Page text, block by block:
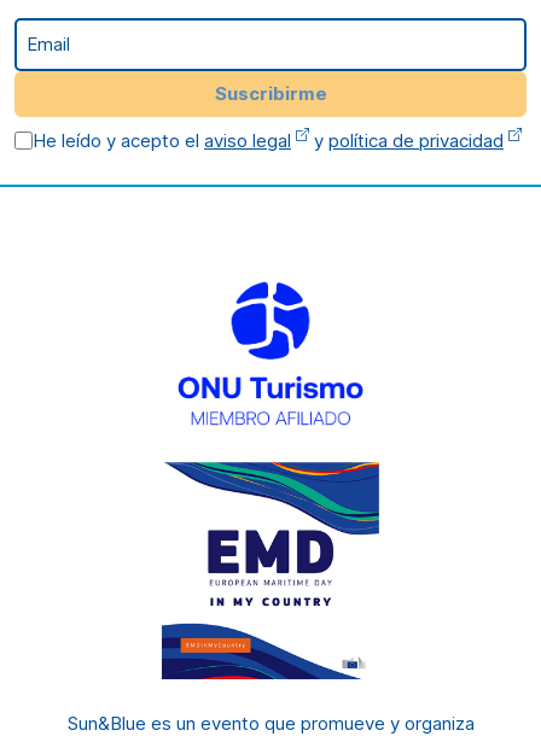
Email
Suscribirme
He leído y acepto elaviso legal ypolítica de privacidad
Sun&Blue es un evento que promueve y organiza